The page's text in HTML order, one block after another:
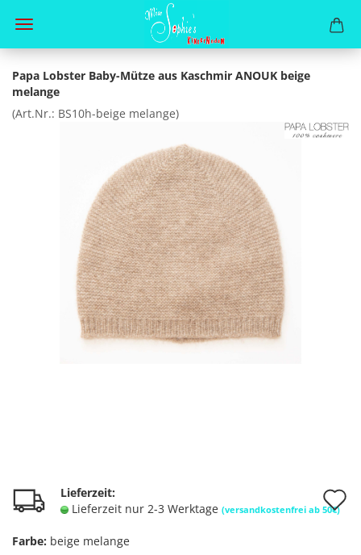
Papa Lobster Baby-Mütze aus Kaschmir ANOUK beige
melange
(Art.Nr.: BS10h-beige melange)
Lieferzeit:
Lieferzeit nur 2-3 Werktage (versandkostenfrei ab 50€)
Farbe: beige melange